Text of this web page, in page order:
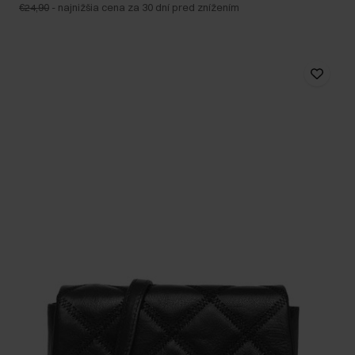
€24,90 - najnižšia cena za 30 dní pred znížením